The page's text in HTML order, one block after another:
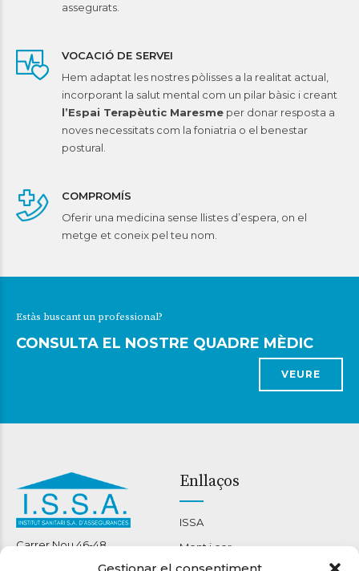
assegurats.
VOCACIÓ DE SERVEI
Hem adaptat les nostres pòlisses a la realitat actual,
incorporant la salut mental com un pilar bàsic i creant
l’Espai Terapèutic Maresme per donar resposta a
noves necessitats com la foniatria o el benestar
postural.
COMPROMÍS
Oferir una medicina sense llistes d’espera, on el
metge et coneix pel teu nom.
Estàs buscant un professional?
CONSULTA EL NOSTRE QUADRE MÈDIC
VEURE
Carrer Nou 46-48
Enllaços
ISSA
Ment i cor